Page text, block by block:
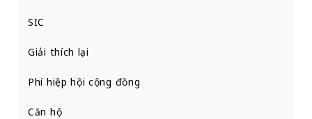
SIC
Giải thích lại
Phí hiệp hội cộng đồng
Căn hộ